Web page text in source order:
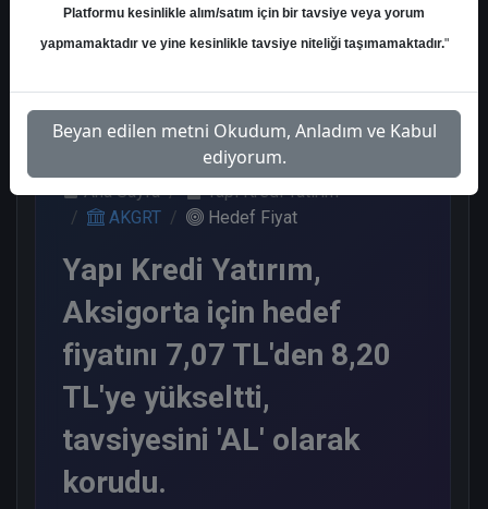
5 1
Ana Sayfa
Yapı Kredi Yatırım
AKGRT
Hedef Fiyat
Yapı Kredi Yatırım,
Aksigorta için hedef
fiyatını 7,07 TL'den 8,20
TL'ye yükseltti,
tavsiyesini 'AL' olarak
korudu.
Platformu kesinlikle alım/satım için bir tavsiye veya yorum
yapmamaktadır ve yine kesinlikle tavsiye niteliği taşımamaktadır."
Beyan edilen metni Okudum, Anladım ve Kabul
ediyorum.